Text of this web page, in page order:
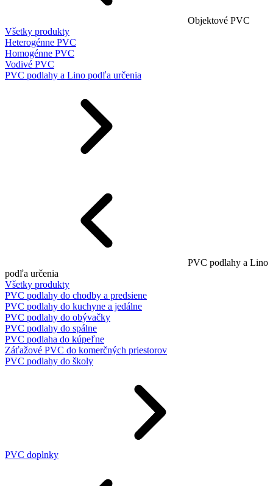
Objektové PVC
Všetky produkty
Heterogénne PVC
Homogénne PVC
Vodivé PVC
PVC podlahy a Lino podľa určenia
PVC podlahy a Lino
podľa určenia
Všetky produkty
PVC podlahy do chodby a predsiene
PVC podlahy do kuchyne a jedálne
PVC podlahy do obývačky
PVC podlahy do spálne
PVC podlaha do kúpeľne
Záťažové PVC do komerčných priestorov
PVC podlahy do školy
PVC doplnky